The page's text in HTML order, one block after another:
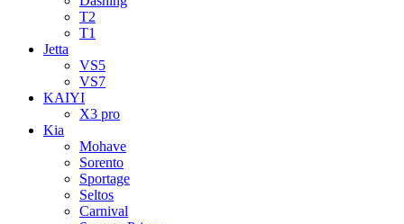
T2
T1
Jetta
VS5
VS7
KAIYI
X3 pro
Kia
Mohave
Sorento
Sportage
Seltos
Carnival